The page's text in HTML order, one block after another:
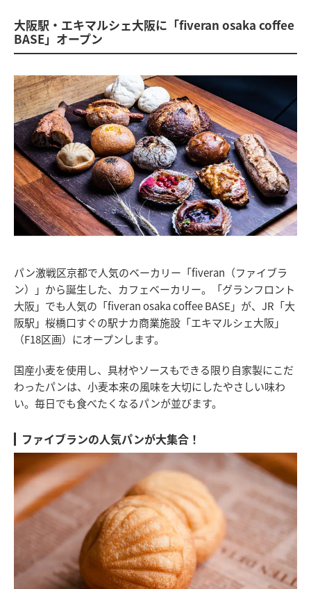
大阪駅・エキマルシェ大阪に「fiveran osaka coffee
BASE」オープン
パン激戦区京都で人気のベーカリー「fiveran（ファイブラ
ン）」から誕生した、カフェベーカリー。「グランフロント
大阪」でも人気の「fiveran osaka coffee BASE」が、JR「大
阪駅」桜橋口すぐの駅ナカ商業施設「エキマルシェ大阪」
（F18区画）にオープンします。
国産小麦を使用し、具材やソースもできる限り自家製にこだ
わったパンは、小麦本来の風味を大切にしたやさしい味わ
い。毎日でも食べたくなるパンが並びます。
ファイブランの人気パンが大集合！